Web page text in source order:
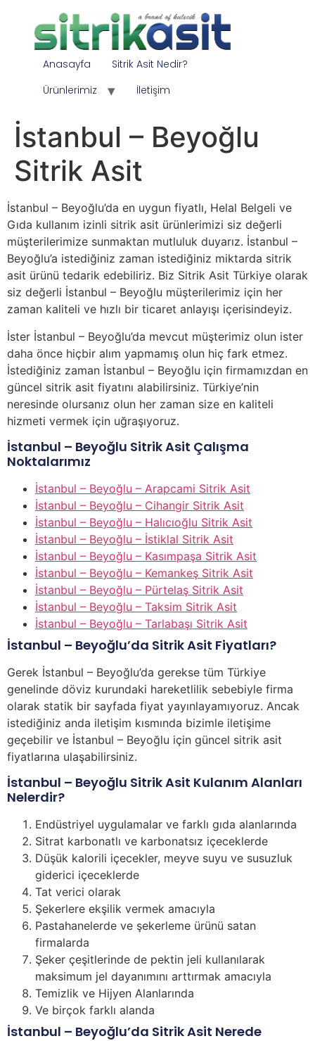
Anasayfa
Sitrik Asit Nedir?
Ürünlerimiz
İletişim
İstanbul – Beyoğlu
Sitrik Asit
İstanbul – Beyoğlu’da en uygun fiyatlı, Helal Belgeli ve
Gıda kullanım izinli sitrik asit ürünlerimizi siz değerli
müşterilerimize sunmaktan mutluluk duyarız. İstanbul –
Beyoğlu’a istediğiniz zaman istediğiniz miktarda sitrik
asit ürünü tedarik edebiliriz. Biz Sitrik Asit Türkiye olarak
siz değerli İstanbul – Beyoğlu müşterilerimiz için her
zaman kaliteli ve hızlı bir ticaret anlayışı içerisindeyiz.
İster İstanbul – Beyoğlu’da mevcut müşterimiz olun ister
daha önce hiçbir alım yapmamış olun hiç fark etmez.
İstediğiniz zaman İstanbul – Beyoğlu için firmamızdan en
güncel sitrik asit fiyatını alabilirsiniz. Türkiye’nin
neresinde olursanız olun her zaman size en kaliteli
hizmeti vermek için uğraşıyoruz.
İstanbul – Beyoğlu Sitrik Asit Çalışma
Noktalarımız
İstanbul – Beyoğlu – Arapcami Sitrik Asit
İstanbul – Beyoğlu – Cihangir Sitrik Asit
İstanbul – Beyoğlu – Halıcıoğlu Sitrik Asit
İstanbul – Beyoğlu – İstiklal Sitrik Asit
İstanbul – Beyoğlu – Kasımpaşa Sitrik Asit
İstanbul – Beyoğlu – Kemankeş Sitrik Asit
İstanbul – Beyoğlu – Pürtelaş Sitrik Asit
İstanbul – Beyoğlu – Taksim Sitrik Asit
İstanbul – Beyoğlu – Tarlabaşı Sitrik Asit
İstanbul – Beyoğlu’da Sitrik Asit Fiyatları?
Gerek İstanbul – Beyoğlu’da gerekse tüm Türkiye
genelinde döviz kurundaki hareketlilik sebebiyle firma
olarak statik bir sayfada fiyat yayınlayamıyoruz. Ancak
istediğiniz anda iletişim kısmında bizimle iletişime
geçebilir ve İstanbul – Beyoğlu için güncel sitrik asit
fiyatlarına ulaşabilirsiniz.
İstanbul – Beyoğlu Sitrik Asit Kulanım Alanları
Nelerdir?
Endüstriyel uygulamalar ve farklı gıda alanlarında
Sitrat karbonatlı ve karbonatsız içeceklerde
Düşük kalorili içecekler, meyve suyu ve susuzluk
giderici içeceklerde
Tat verici olarak
Şekerlere ekşilik vermek amacıyla
Pastahanelerde ve şekerleme ürünü satan
firmalarda
Şeker çeşitlerinde de pektin jeli kullanılarak
maksimum jel dayanımını arttırmak amacıyla
Temizlik ve Hijyen Alanlarında
Ve birçok farklı alanda
İstanbul – Beyoğlu’da Sitrik Asit Nerede